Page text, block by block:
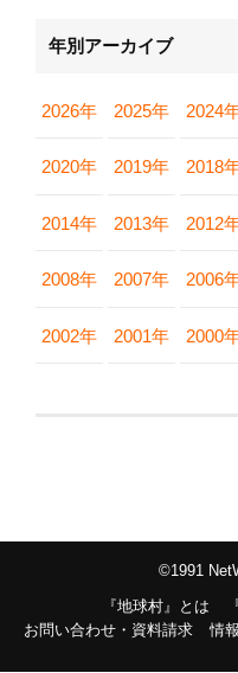
年別アーカイブ
2026年 2025年 2024
2020年 2019年 2018
2014年 2013年 2012
2008年 2007年 2006
2002年 2001年 2000
©1991
『地球村』とは
お問い合わせ・資料請求
情